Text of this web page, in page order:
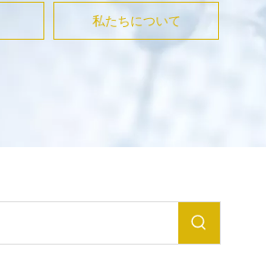
私たちについて